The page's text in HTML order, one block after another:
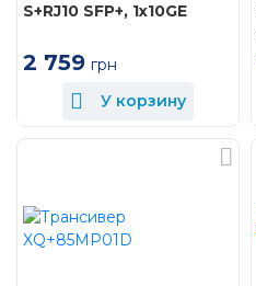
S+RJ10 SFP+, 1x10GE
2 759 грн
У корзину